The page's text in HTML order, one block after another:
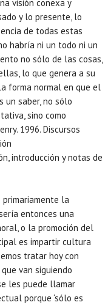
visión conexa y
y lo presente, lo
de todas estas
habría ni un todo ni un
no sólo de las cosas,
lo que genera a su
forma normal en que el
un saber, no sólo
sino como
1996. Discursos
introducción y notas de
primariamente la
entonces una
o la promoción del
es impartir cultura
tratar hoy con
van siguiendo
les puede llamar
porque ‘sólo es